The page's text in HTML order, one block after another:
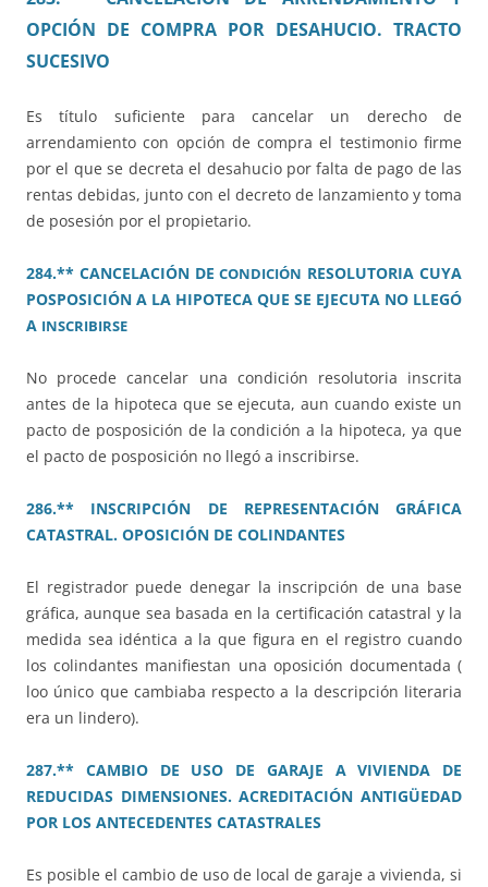
OPCIÓN DE COMPRA POR DESAHUCIO. TRACTO
SUCESIVO
Es título suficiente para cancelar un derecho de
arrendamiento con opción de compra el testimonio firme
por el que se decreta el desahucio por falta de pago de las
rentas debidas, junto con el decreto de lanzamiento y toma
de posesión por el propietario.
284.** CANCELACIÓN DECONDICIÓN RESOLUTORIA CUYA
POSPOSICIÓN A LA HIPOTECA QUE SE EJECUTA NO LLEGÓ
A INSCRIBIRSE
No procede cancelar una condición resolutoria inscrita
antes de la hipoteca que se ejecuta, aun cuando existe un
pacto de posposición de la condición a la hipoteca, ya que
el pacto de posposición no llegó a inscribirse.
286.** INSCRIPCIÓN DE REPRESENTACIÓN GRÁFICA
CATASTRAL. OPOSICIÓN DE COLINDANTES
El registrador puede denegar la inscripción de una base
gráfica, aunque sea basada en la certificación catastral y la
medida sea idéntica a la que figura en el registro cuando
los colindantes manifiestan una oposición documentada (
loo único que cambiaba respecto a la descripción literaria
era un lindero).
287.** CAMBIO DE USO DE GARAJE A VIVIENDA DE
REDUCIDAS DIMENSIONES. ACREDITACIÓN ANTIGÜEDAD
POR LOS ANTECEDENTES CATASTRALES
Es posible el cambio de uso de local de garaje a vivienda, si